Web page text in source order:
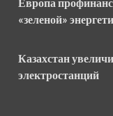
Европа
«зеленой»
Казахстан
электростанций